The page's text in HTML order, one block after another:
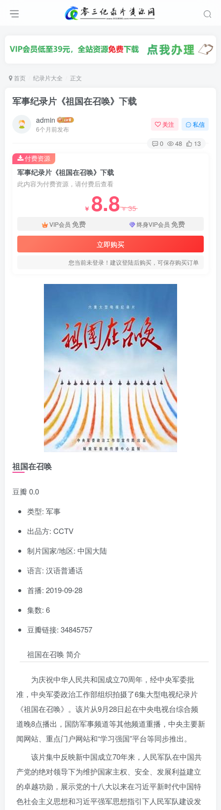
首页 纪录片大全 正文
军事纪录片《祖国在召唤》下载
admin
6个月前发布
关注 私信
0 48 13
军事纪录片《祖国在召唤》下载
此内容为付费资源，请付费后查看
￥ 8.8￥35
VIP会员 免费 终身VIP会员 免费
立即购买
您当前未登录！建议登陆后购买，可保存购买订单
付费资源
祖国在召唤
豆瓣 0.0
类型: 军事
出品方: CCTV
制片国家/地区: 中国大陆
语言: 汉语普通话
首播: 2019-09-28
集数: 6
豆瓣链接: 34845757
祖国在召唤 简介
为庆祝中华人民共和国成立70周年，经中央军委批
准，中央军委政治工作部组织拍摄了6集大型电视纪录片
《祖国在召唤》。该片从9月28日起在中央电视台综合频
道晚8点播出，国防军事频道等其他频道重播，中央主要新
闻网站、重点门户网站和“学习强国”平台等同步推出。
该片集中反映新中国成立70年来，人民军队在中国共
产党的绝对领导下为维护国家主权、安全、发展利益建立
的卓越功勋，展示党的十八大以来在习近平新时代中国特
色社会主义思想和习近平强军思想指引下人民军队建设发